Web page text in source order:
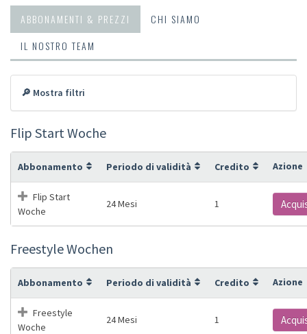
ABBONAMENTI & PREZZI
CHI SIAMO
IL NOSTRO TEAM
🔎 Mostra filtri
Flip Start Woche
Abbonamento Periodo di validità Credito Azione
Flip Start
Woche
24 Mesi 1
Freestyle Wochen
Abbonamento Periodo di validità Credito Azione
Freestyle
Woche
24 Mesi 1